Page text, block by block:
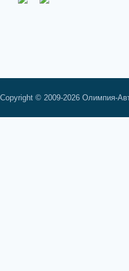
Copyright © 2009-2026 Олимпия-